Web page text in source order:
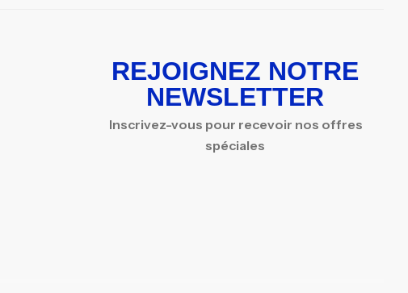
REJOIGNEZ NOTRE
NEWSLETTER
Inscrivez-vous pour recevoir nos offres
spéciales